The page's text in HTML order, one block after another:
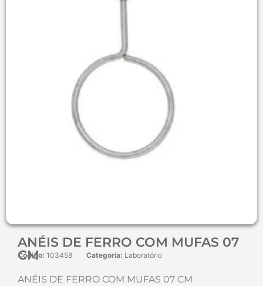
ANÉIS DE FERRO COM MUFAS 07
CM
Código: 103458 Categoria: Laboratório
ANÉIS DE FERRO COM MUFAS 07 CM